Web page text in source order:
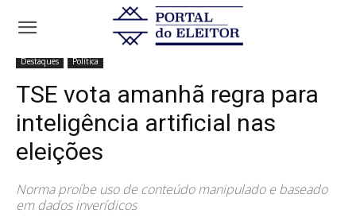
Início
TSE vota amanhã regra para inteligência artificial
nas eleições
Destaques Política
TSE vota amanhã regra para
inteligência artificial nas
eleições
Norma proíbe uso de conteúdo manipulado e baseado
em dados inverídicos